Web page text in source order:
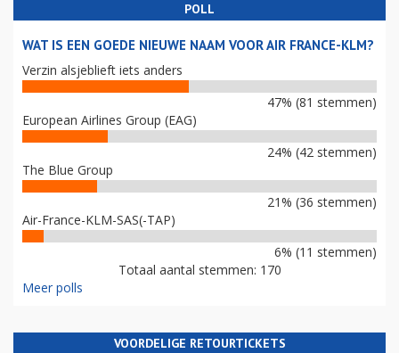
POLL
WAT IS EEN GOEDE NIEUWE NAAM VOOR AIR FRANCE-KLM?
Verzin alsjeblieft iets anders
47% (81 stemmen)
European Airlines Group (EAG)
24% (42 stemmen)
The Blue Group
21% (36 stemmen)
Air-France-KLM-SAS(-TAP)
6% (11 stemmen)
Totaal aantal stemmen: 170
Meer polls
VOORDELIGE RETOURTICKETS